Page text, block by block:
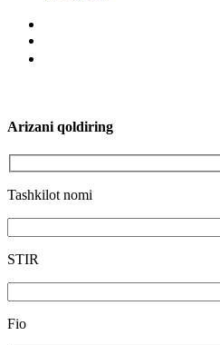
Arizani qoldiring
Tashkilot nomi
STIR
Fio